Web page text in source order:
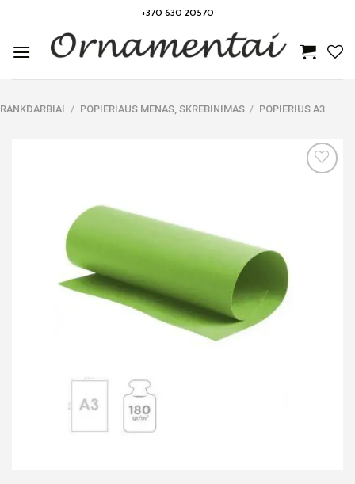
content
+370 630 20570
RANKDARBIAI / POPIERIAUS MENAS, SKREBINIMAS / POPIERIUS A3